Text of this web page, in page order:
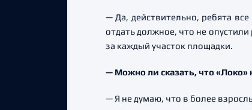
— Да, действительно, ребята
отдать должное, что не
за каждый участок площадки.
— Можно ли сказать, что «Локо»
— Я не думаю, что в более